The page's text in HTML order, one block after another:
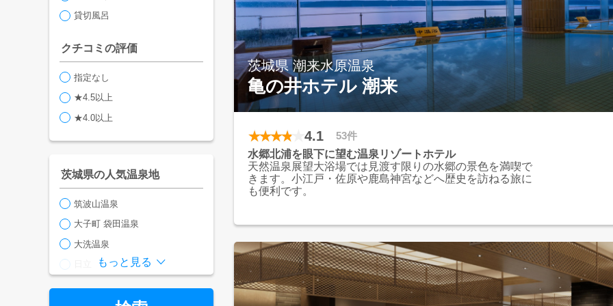
貸切風呂
クチコミの評価
指定なし
★4.5以上
★4.0以上
茨城県の人気温泉地
筑波山温泉
大子町 袋田温泉
大洗温泉
もっと見る
茨城県 潮来水原温泉
亀の井ホテル 潮来
4.1
53件
水郷北浦を眼下に望む温泉リゾートホテル
天然温泉展望大浴場では見渡す限りの水郷の景色を満喫で
きます。小江戸・佐原や鹿島神宮などへ歴史を訪ねる旅に
も便利です。